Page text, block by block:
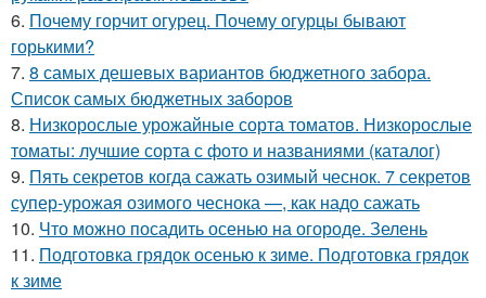
6. Почему горчит огурец. Почему огурцы бывают
горькими?
7. 8 самых дешевых вариантов бюджетного забора.
Список самых бюджетных заборов
8. Низкорослые урожайные сорта томатов. Низкорослые
томаты: лучшие сорта с фото и названиями (каталог)
9. Пять секретов когда сажать озимый чеснок. 7 секретов
супер-урожая озимого чеснока —, как надо сажать
10. Что можно посадить осенью на огороде. Зелень
11. Подготовка грядок осенью к зиме. Подготовка грядок
к зиме